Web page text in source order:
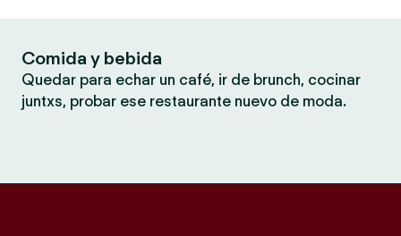
Comida y bebida
Quedar para echar un café, ir de brunch, cocinar
juntxs, probar ese restaurante nuevo de moda.